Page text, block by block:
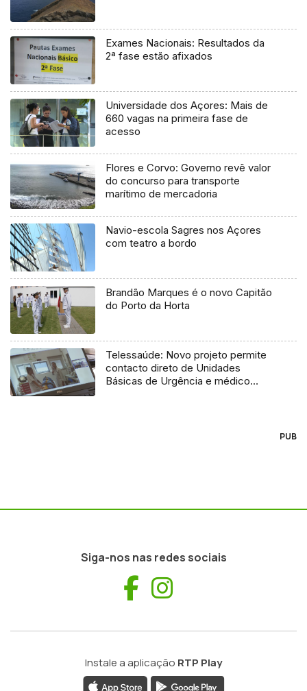
Exames Nacionais: Resultados da
2ª fase estão afixados
Universidade dos Açores: Mais de
660 vagas na primeira fase de
acesso
Flores e Corvo: Governo revê valor
do concurso para transporte
marítimo de mercadoria
Navio-escola Sagres nos Açores
com teatro a bordo
Brandão Marques é o novo Capitão
do Porto da Horta
Telessaúde: Novo projeto permite
contacto direto de Unidades
Básicas de Urgência e médico
PUB
Siga-nos nas redes sociais
Facebook
Instale a aplicação RTP Play